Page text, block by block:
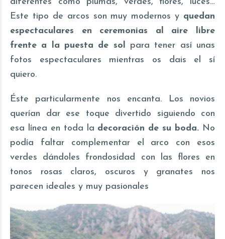
Este tipo de arcos son muy modernos y quedan
espectaculares en ceremonias al aire libre
frente a la puesta de sol para tener así unas
fotos espectaculares mientras os dais el sí
quiero.
Éste particularmente nos encanta. Los novios
querían dar ese toque divertido siguiendo con
esa línea en toda la decoración de su boda. No
podía faltar complementar el arco con esos
verdes dándoles frondosidad con las flores en
tonos rosas claros, oscuros y granates nos
parecen ideales y muy pasionales